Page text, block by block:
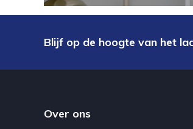
Blijf op de hoogte van het
Over ons